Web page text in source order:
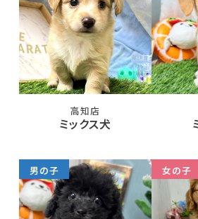
高知店
ミックス犬
男の子 女の子